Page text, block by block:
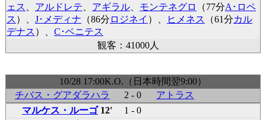
ェス
アルドレテ アギラル、 モンテネグロ （77分A･ロペ
ス ）、 J･メディナ （86分 ロジネイ ）、 ヒメネス （61分カル
デナス ）、 C･ベニテス
観客：41000人
10/28 17:00K.O.（日本時間翌9:00）
チバス・グアダラハラ
2 - 0
アトラス
マルケス・ルーゴ12'
1 - 0